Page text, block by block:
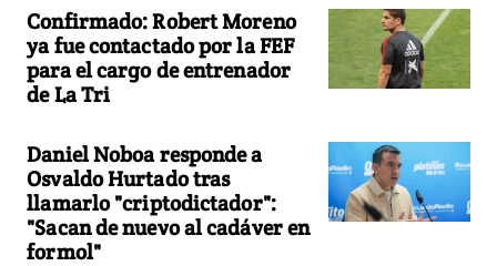
Confirmado: Robert Moreno
ya fue contactado por la FEF
para el cargo de entrenador
de La Tri
Daniel Noboa responde a
Osvaldo Hurtado tras
llamarlo "criptodictador":
"Sacan de nuevo al cadáver en
formol"